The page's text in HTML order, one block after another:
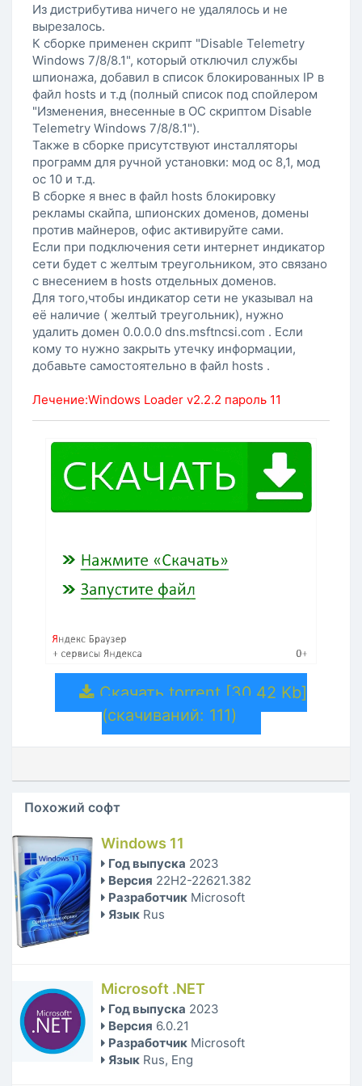
Из дистрибутива ничего не удалялось и не
вырезалось.
К сборке применен скрипт "Disable Telemetry
Windоws 7/8/8.1", который отключил службы
шпионажа, добавил в список блокированных IP в
файл hosts и т.д (полный список под спойлером
"Изменения, внесенные в ОС скриптом Disable
Telemetry Windоws 7/8/8.1").
Также в сборке присутствуют инсталляторы
программ для ручной установки: мод ос 8,1, мод
ос 10 и т.д.
В сборке я внес в файл hosts блокировку
рекламы скайпа, шпионских доменов, домены
против майнеров, офис активируйте сами.
Если при подключения сети интернет индикатор
сети будет с желтым треугольником, это связано
с внесением в hosts отдельных доменов.
Для того,чтобы индикатор сети не указывал на
её наличие ( желтый треугольник), нужно
удалить домен 0.0.0.0 dns.msftncsi.com . Если
кому то нужно закрыть утечку информации,
добавьте самостоятельно в файл hosts .
Лечение:Windows Loader v2.2.2 пароль 11
Скачать torrent [30.42 Kb]
(cкачиваний: 111)
Похожий софт
Windows 11
Год выпуска 2023
Версия 22H2-22621.382
Разработчик Microsoft
Язык Rus
Microsoft .NET
Год выпуска 2023
Версия 6.0.21
Разработчик Microsoft
Язык Rus, Eng